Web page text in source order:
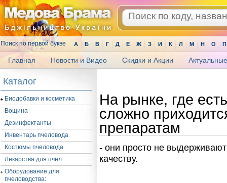
Поиск по первой букве А Б В Г Д Е Ж З И К Л М Н О П
Главная Новости и Видео Скидки и Акции
Каталог
Биодобавки и косметика
Вощина
Дезинфектанты
Инвентарь пчеловода
Костюмы пчеловода
Лекарства для пчел
Оборудование для
пчеловодства:
На рынке, где
сложно
препаратам
- они просто не
качеству.